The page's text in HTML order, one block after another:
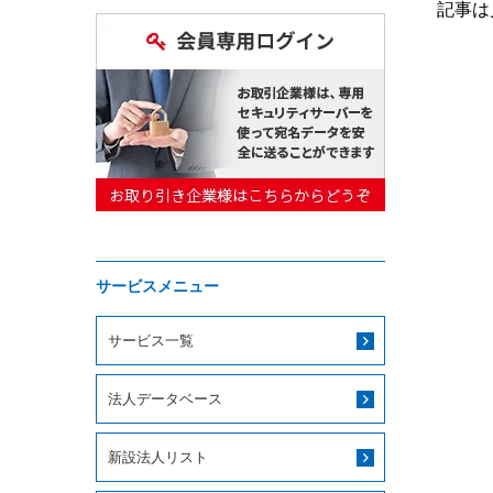
記事は
サービスメニュー
サービス一覧
法人データベース
新設法人リスト